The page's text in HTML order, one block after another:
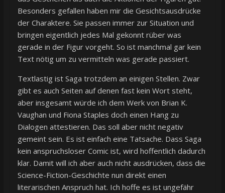
Besonders gefallen haben mir die Gesichtsausdrücke
der Charaktere. Sie passen immer zur Situation und
bringen eigentlich jedes Mal gekonnt rüber was
gerade in der Figur vorgeht. So ist manchmal gar kein
Text nötig um zu vermitteln was gerade passiert.
Textlastig ist Saga trotzdem an einigen Stellen. Zwar
gibt es auch Seiten auf denen fast kein Wort steht,
aber insgesamt würde ich dem Werk von Brian K.
Vaughan und Fiona Staples doch einen Hang zu
Dialogen attestieren. Das soll aber nicht negativ
gemeint sein. Es ist einfach eine Tatsache. Dass Saga
kein anspruchsloser Comic ist, wird hoffentlich dadurch
klar. Damit will ich aber auch nicht ausdrücken, dass die
Science-Fiction-Geschichte nun direkt einen
literarischen Anspruch hat. Ich hoffe es ist ungefähr